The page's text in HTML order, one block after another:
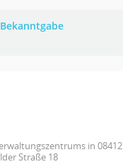
in 08412
Straße 18